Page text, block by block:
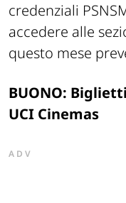
credenziali
accedere alle
questo mese
BUONO:
UCI Cinemas
ADV